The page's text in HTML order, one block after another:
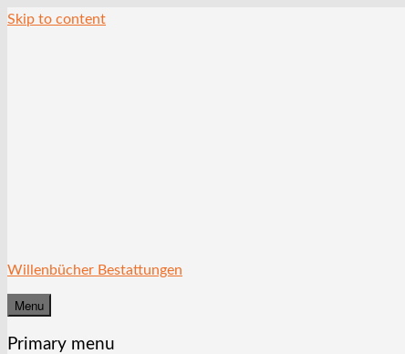
Skip to content
Willenbücher Bestattungen
Menu
Primary menu